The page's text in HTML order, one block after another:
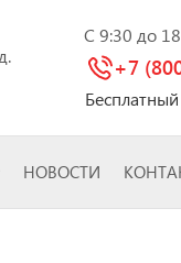
C 9:30 до
+7
НОВОСТИ